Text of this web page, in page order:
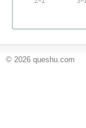
© 2026 queshu.com